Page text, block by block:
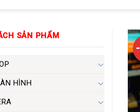
SẢN PHẨM
HÌNH